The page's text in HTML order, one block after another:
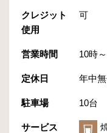
クレジット
使用
可
営業時間 10時
定休日 年中
駐車場 10台
サービス